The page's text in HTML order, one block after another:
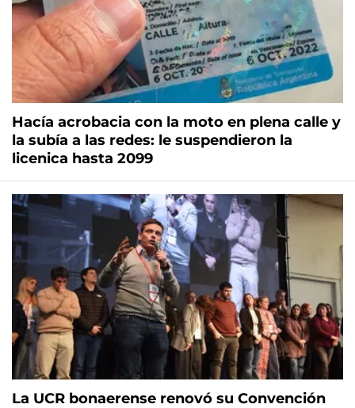
Hacía acrobacia con la moto en plena calle y
la subía a las redes: le suspendieron la
licenica hasta 2099
La UCR bonaerense renovó su Convención